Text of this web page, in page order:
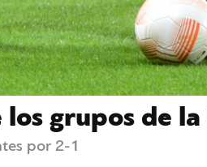
grupos de la
por 2-1